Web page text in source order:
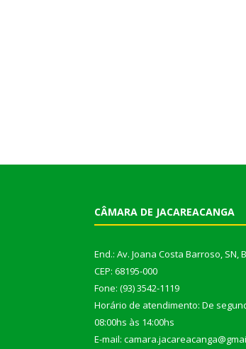
CÂMARA DE JACAREACANGA
End.: Av. Joana Costa Barroso, SN,
CEP: 68195-000
Fone: (93) 3542-1119
Horário de atendimento: De
08:00hs às 14:00hs
E-mail: